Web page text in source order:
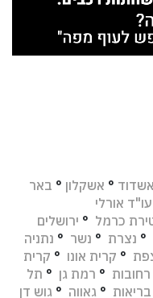
אשדוד ° אשקלון ° באר
עו"ד אורלי
כרמל ° ירושלים
° נצרת ° נשר ° נתניה
° קרית אונו ° קרית
רחובות ° רמת גן ° תל
בריאות ° גאווה ° גוש דן